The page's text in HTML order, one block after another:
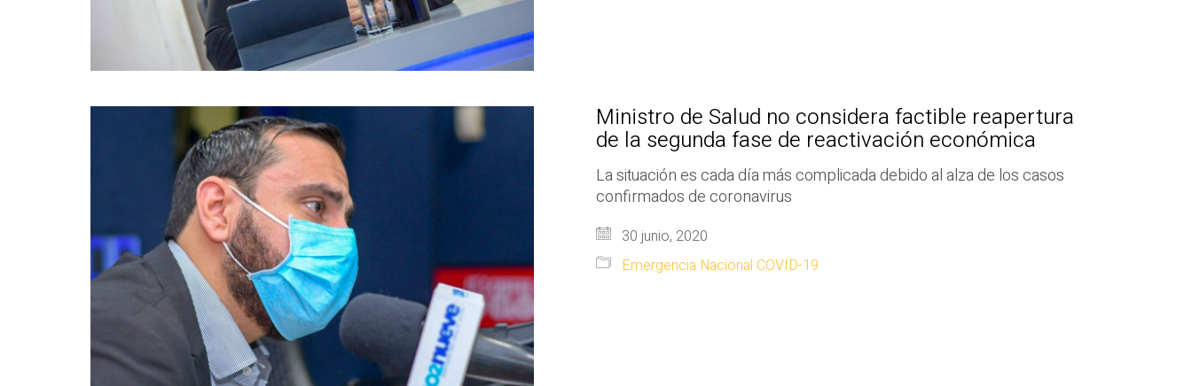
Ministro de Salud no considera factible reapertura
de la segunda fase de reactivación económica
La situación es cada día más complicada debido al alza de los casos
confirmados de coronavirus
30 junio, 2020
Emergencia Nacional COVID-19